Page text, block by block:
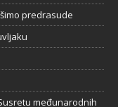
predrasude
međunarodnih